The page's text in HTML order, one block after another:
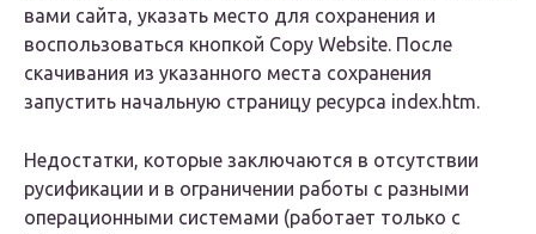
вами сайта, указать место для сохранения и
воспользоваться кнопкой Copy Website. После
скачивания из указанного места сохранения
запустить начальную страницу ресурса index.htm.
Недостатки, которые заключаются в отсутствии
русификации и в ограничении работы с разными
операционными системами (работает только с